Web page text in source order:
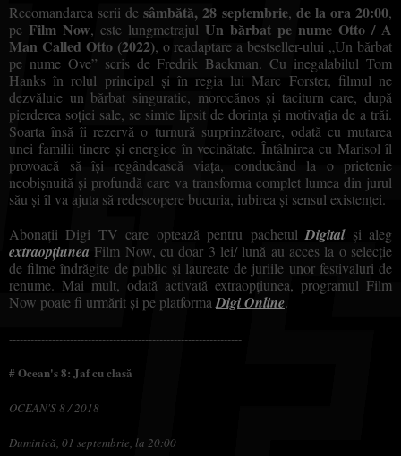
Recomandarea serii desâmbătă, 28 septembrie, de la ora 20:00,
pe Film Now, este lungmetrajul Un bărbat pe nume Otto / A
Man Called Otto (2022), o readaptare a bestseller-ului „Un bărbat
pe nume Ove” scris de Fredrik Backman. Cu inegalabilul Tom
Hanks în rolul principal și în regia lui Marc Forster, filmul ne
dezvăluie un bărbat singuratic, morocănos și taciturn care, după
pierderea soției sale, se simte lipsit de dorința și motivația de a trăi.
Soarta însă îi rezervă o turnură surprinzătoare, odată cu mutarea
unei familii tinere și energice în vecinătate. Întâlnirea cu Marisol îl
provoacă să își regândească viața, conducând la o prietenie
neobișnuită și profundă care va transforma complet lumea din jurul
său și îl va ajuta să redescopere bucuria, iubirea și sensul existenței.
Abonații Digi TV care optează pentru pachetulDigitalși aleg
extraopțiunea Film Now, cu doar 3 lei/ lună au acces la o selecție
de filme îndrăgite de public și laureate de juriile unor festivaluri de
renume. Mai mult, odată activată extraopțiunea, programul Film
Now poate fi urmărit și pe platforma Digi Online.
-----------------------------------------------------------------
# Ocean's 8: Jaf cu clasă
OCEAN'S 8 / 2018
Duminică, 01 septembrie, la 20:00